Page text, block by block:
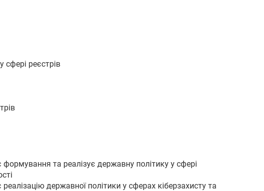
реєстрів
та реалізує державну політику у сфері
державної політики у сферах кіберзахисту та